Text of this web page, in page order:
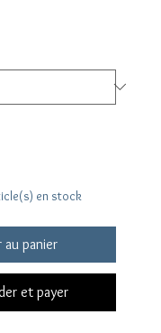
en stock
panier
et payer